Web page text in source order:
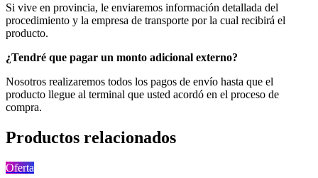
Si vive en provincia, le enviaremos información detallada del
procedimiento y la empresa de transporte por la cual recibirá el
producto.
¿Tendré que pagar un monto adicional externo?
Nosotros realizaremos todos los pagos de envío hasta que el
producto llegue al terminal que usted acordó en el proceso de
compra.
Productos relacionados
Oferta